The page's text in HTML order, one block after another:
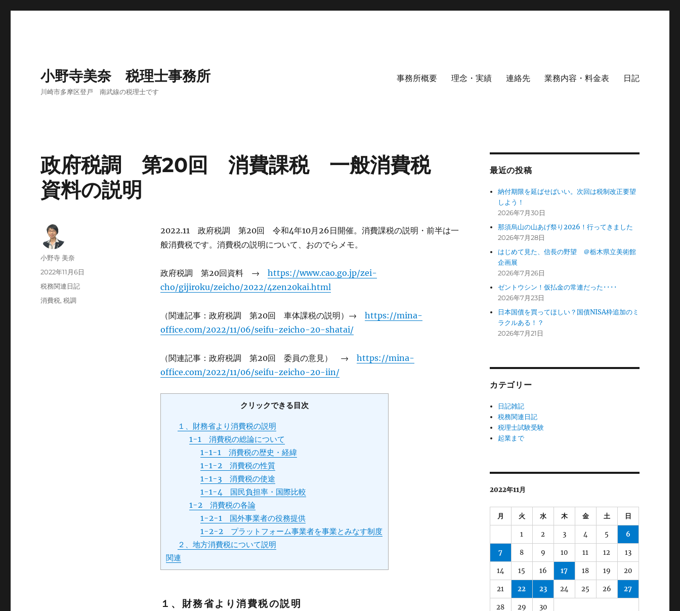
小野寺美奈 税理士事務所
川崎市多摩区登戸 南武線の税理士です
事務所概要 理念・実績 連絡先 業務内容・料金表 日記
政府税調 第20回 消費課税 一般消費税
資料の説明
2022.11 政府税調 第20回 令和4年10月26日開催。消費課税の説明・前半は一
般消費税です。消費税の説明について、おのでらメモ。
政府税調 第20回資料 → https://www.cao.go.jp/zei-
cho/gijiroku/zeicho/2022/4zen20kai.html
（関連記事：政府税調 第20回 車体課税の説明）→ https://mina-
office.com/2022/11/06/seifu-zeicho-20-shatai/
（関連記事：政府税調 第20回 委員の意見） → https://mina-
office.com/2022/11/06/seifu-zeicho-20-iin/
クリックできる目次
１、財務省より消費税の説明
1-1 消費税の総論について
1-1-1 消費税の歴史・経緯
1-1-2 消費税の性質
1-1-3 消費税の使途
1-1-4 国民負担率・国際比較
1-2 消費税の各論
1-2-1 国外事業者の役務提供
1-2-2 プラットフォーム事業者を事業とみなす制度
２、地方消費税について説明
関連
１、財務省より消費税の説明
投
小野寺 美奈
投
稿
2022年11月6日
カ
テ
税務関連日記
タ
消費税,税調
最近の投稿
納付期限を延ばせばいい。次回は税制改正要望
しよう！
2026年7月30日
那須烏山の山あげ祭り2026！行ってきました
2026年7月28日
はじめて見た、信長の野望 ＠栃木県立美術館
企画展
2026年7月26日
ゼントウシン！仮払金の常連だった････
2026年7月23日
日本国債を買ってほしい？国債NISA枠追加のミ
ラクルある！？
2026年7月21日
カテゴリー
日記雑記
税務関連日記
税理士試験受験
起業まで
2022年11月
月 火 水 木 金 土 日
1 2 3 4 5 6
7 8 9 10 11 12 13
14 15 16 17 18 19 20
21 22 23 24 25 26 27
28 29 30